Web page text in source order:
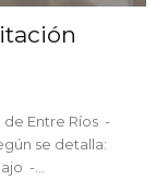
Entre Ríos -
se detalla:
-...